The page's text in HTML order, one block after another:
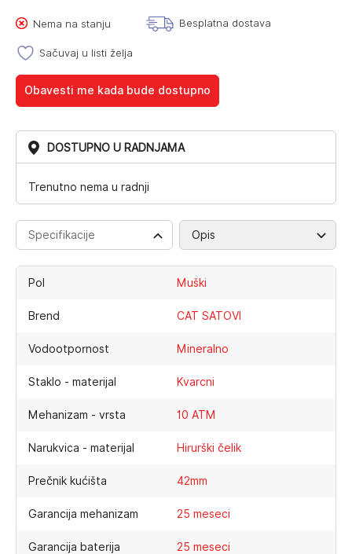
bila:
15.200,00RSD.
12.160,00RSD.
Nema na stanju Besplatna dostava
Sačuvaj u listi želja
Obavesti me kada bude dostupno
DOSTUPNO U RADNJAMA
Trenutno nema u radnji
Specifikacije Opis
Pol Muški
Brend CAT SATOVI
Vodootpornost Mineralno
Staklo - materijal Kvarcni
Mehanizam - vrsta 10 ATM
Narukvica - materijal Hirurški čelik
Prečnik kućišta 42mm
Garancija mehanizam 25 meseci
Garancija baterija 25 meseci